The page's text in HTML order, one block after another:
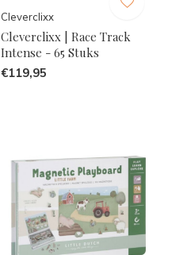
Cleverclixx
Cleverclixx | Race Track
Intense - 65 Stuks
€119,95